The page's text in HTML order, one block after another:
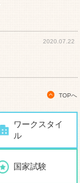
2020.07.22
TOPへ
ワークスタイ
ル
国家試験